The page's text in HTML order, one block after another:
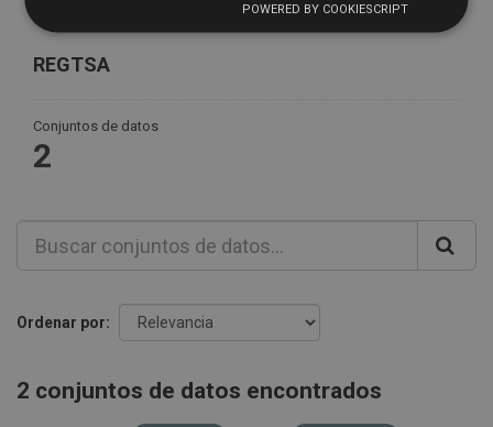
REGTSA
Conjuntos de datos
2
Ordenar por
2 conjuntos de datos encontrados
POWERED BY COOKIESCRIPT